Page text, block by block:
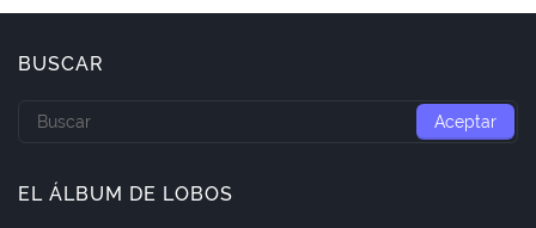
BUSCAR
EL ÁLBUM DE LOBOS